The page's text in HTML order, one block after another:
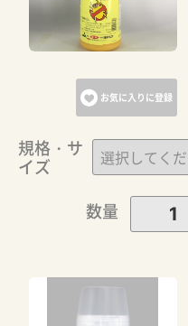
お気に入りに登録
規格・サ
イズ
数量